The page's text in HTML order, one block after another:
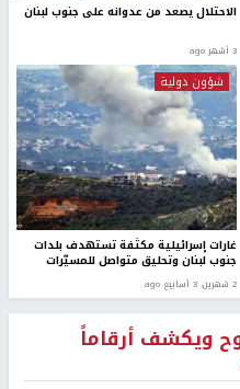
الاحتلال يصعد من عدوانه على جنوب لبنان
3 أشهر ago
شؤون دولية
غارات إسرائيلية مكثفة تستهدف بلدات
جنوب لبنان وتحليق متواصل للمسيّرات
2 شهرين، 3 أسابيع ago
ويكشف أرقاماً